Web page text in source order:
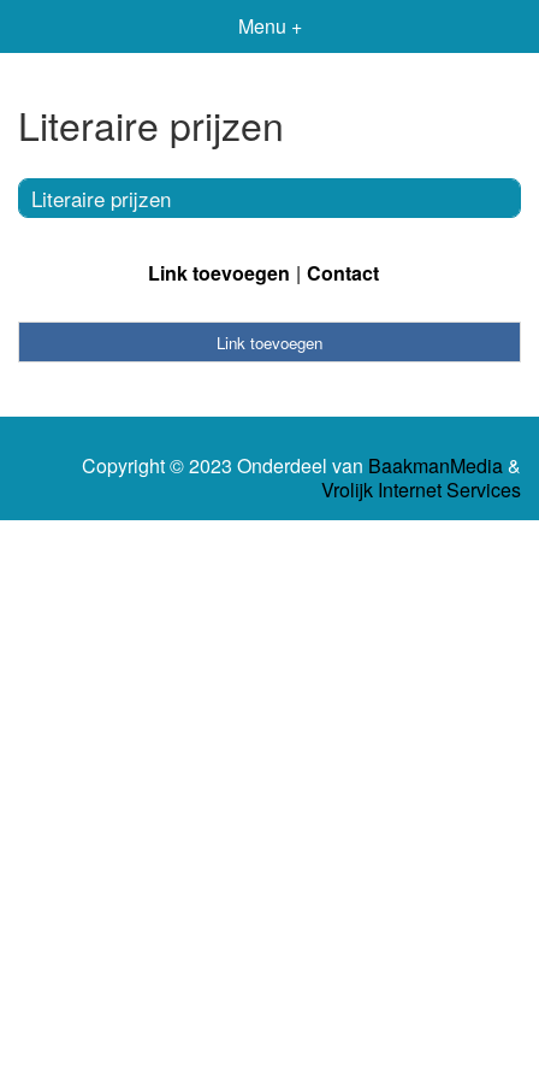
Menu +
Literaire prijzen
Literaire prijzen
Link toevoegen Contact
Link toevoegen
Copyright © 2023 Onderdeel van BaakmanMedia&
Vrolijk Internet Services